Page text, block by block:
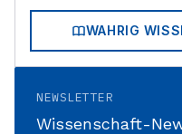
WAHRIG
NEWSLETTER
Wissenschaft-